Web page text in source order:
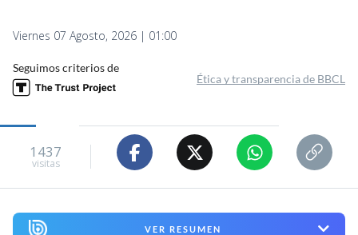
Viernes 07 Agosto, 2026 | 01:00
Seguimos criterios de
Ética y transparencia de BBCL
1437
visitas
VER RESUMEN